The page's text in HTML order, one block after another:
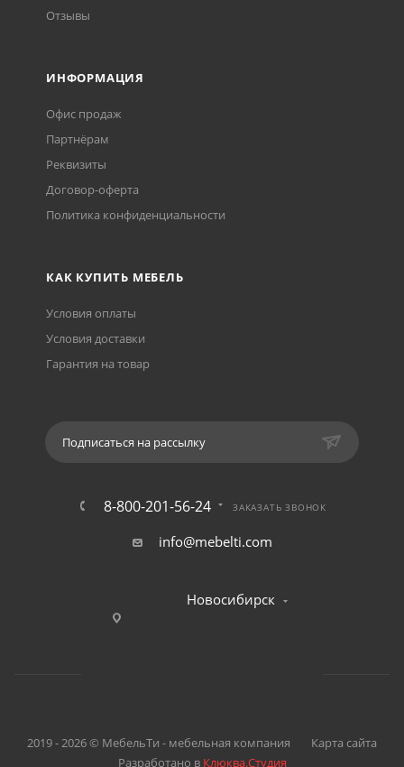
Отзывы
ИНФОРМАЦИЯ
Офис продаж
Партнёрам
Реквизиты
Договор-оферта
Политика конфиденциальности
КАК КУПИТЬ МЕБЕЛЬ
Условия оплаты
Условия доставки
Гарантия на товар
Подписаться на рассылку
8-800-201-56-24 ЗАКАЗАТЬ ЗВОНОК
info@mebelti.com
Новосибирск
2019 - 2026 © МебельТи - мебельная компания
Карта сайта
Разработано в Клюква.Студия